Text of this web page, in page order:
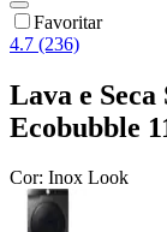
Favoritar
4.7 (236)
Lava e
Ecobubble
Cor: Inox Look